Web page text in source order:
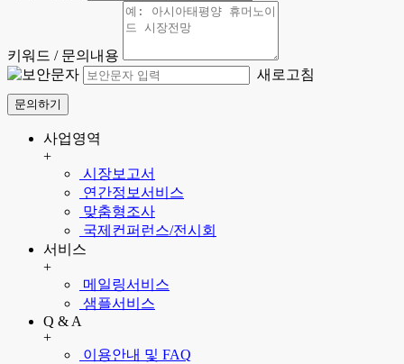
키워드 / 문의내용
새로고침
문의하기
사업영역
+
시장보고서
연간정보서비스
맞춤형조사
국제컨퍼런스/전시회
서비스
+
메일링서비스
샘플서비스
Q & A
+
이용안내 및 FAQ